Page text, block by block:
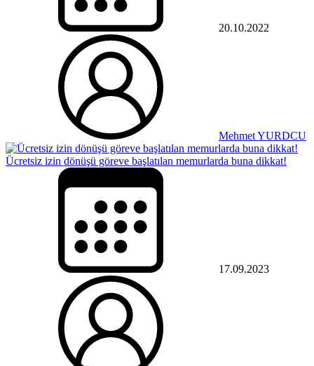
20.10.2022
Mehmet YURDCU
Ücretsiz izin dönüşü göreve başlatılan memurlarda buna dikkat!
17.09.2023